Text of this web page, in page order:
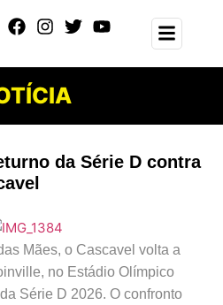
da Série D contra
Mães, o Cascavel volta a
no Estádio Olímpico
Série D 2026. O confronto